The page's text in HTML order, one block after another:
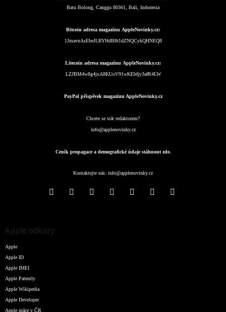
Batu Bolong, Canggu 80361, Bali, Indonesia
Bitcoin adresa magazínu AppleNovinky.cz:
1JmavnAsEbeJLRYHdB8t1dZNQCykQHNEQ8
Litecoin adresa magazínu AppleNovinky.cz:
LZJBM4w8g4jxA8KUoV91wKEbfjy3afR4LW
PayPal příspěvek magazínu AppleNovinky.cz
Chcete se stát redaktorem?
info@applenovinky.cz
Ceník propagace a demografické údaje stáhnout zde.
Kontaktujte nás: info@applenovinky.cz
Apple odkazy
Apple
Apple ID
Apple IMEI
Apple Patently
Apple Wikipedia
Apple Developer
Apple práce v ČR